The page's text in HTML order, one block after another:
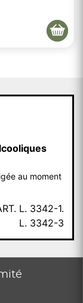
au moment
L. 3342-1.
L. 3342-3